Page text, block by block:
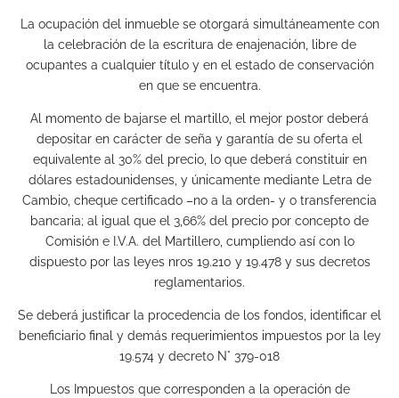
La ocupación del inmueble se otorgará simultáneamente con
la celebración de la escritura de enajenación, libre de
ocupantes a cualquier título y en el estado de conservación
en que se encuentra.
Al momento de bajarse el martillo, el mejor postor deberá
depositar en carácter de seña y garantía de su oferta el
equivalente al 30% del precio, lo que deberá constituir en
dólares estadounidenses, y únicamente mediante Letra de
Cambio, cheque certificado –no a la orden- y o transferencia
bancaria; al igual que el 3,66% del precio por concepto de
Comisión e I.V.A. del Martillero, cumpliendo así con lo
dispuesto por las leyes nros 19.210 y 19.478 y sus decretos
reglamentarios.
Se deberá justificar la procedencia de los fondos, identificar el
beneficiario final y demás requerimientos impuestos por la ley
19.574 y decreto N° 379-018
Los Impuestos que corresponden a la operación de